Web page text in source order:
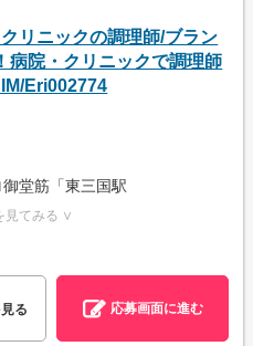
リニックの調理師/ブラン
病院・クリニックで調理師
Eri002774
堂筋「東三国駅
見てみる ∨
る 応募画面に進む